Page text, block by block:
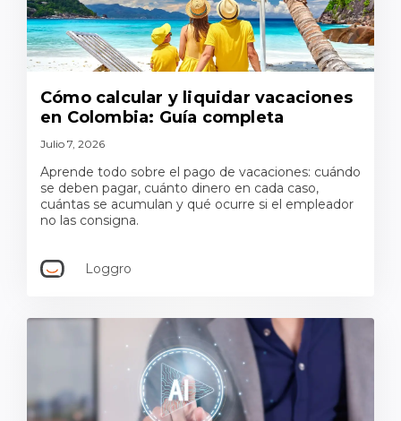
Cómo calcular y liquidar vacaciones
en Colombia: Guía completa
Julio 7, 2026
Aprende todo sobre el pago de vacaciones: cuándo
se deben pagar, cuánto dinero en cada caso,
cuántas se acumulan y qué ocurre si el empleador
no las consigna.
Loggro